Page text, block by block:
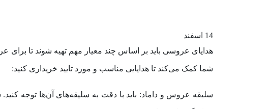
14 اسفند
هدایای عروسی باید بر اساس چند معیار مهم تهیه شوند تا برای
شما کمک می‌کند تا هدایایی مناسب و مورد تایید خریداری کنید:
سلیقه عروس و داماد: باید با دقت به سلیقه‌های آن‌ها توجه کنید.